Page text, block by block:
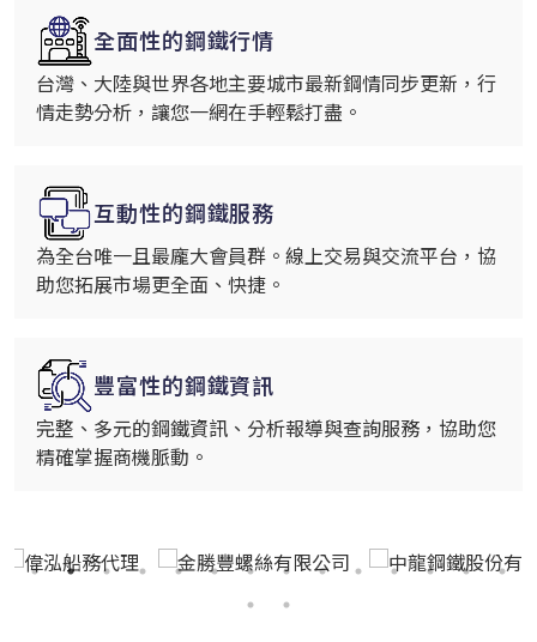
全面性的鋼鐵行情
台灣、大陸與世界各地主要城市最新鋼情同步更新，行
情走勢分析，讓您一網在手輕鬆打盡。
互動性的鋼鐵服務
為全台唯一且最龐大會員群。線上交易與交流平台，協
助您拓展市場更全面、快捷。
豐富性的鋼鐵資訊
完整、多元的鋼鐵資訊、分析報導與查詢服務，協助您
精確掌握商機脈動。